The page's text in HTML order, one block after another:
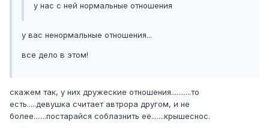
у нас с ней нормальные отношения
у вас ненормальные отношения...
все дело в этом!
скажем так, у них дружеские отношения...........то
есть.....девушка считает автрора другом, и не
более.......постарайся соблазнить её.......крышеснос.